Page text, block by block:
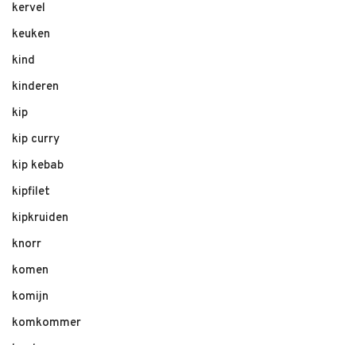
kervel
keuken
kind
kinderen
kip
kip curry
kip kebab
kipfilet
kipkruiden
knorr
komen
komijn
komkommer